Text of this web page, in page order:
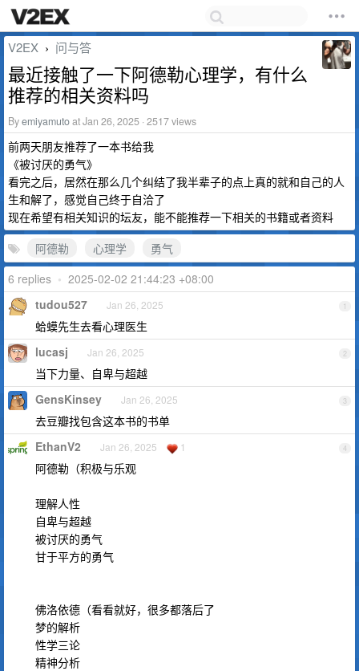
V2EX › 问与答
最近接触了一下阿德勒心理学，有什么
推荐的相关资料吗
Byemiyamutoat Jan 26, 2025 · 2517 views
前两天朋友推荐了一本书给我
《被讨厌的勇气》
看完之后，居然在那么几个纠结了我半辈子的点上真的就和自己的人
生和解了，感觉自己终于自洽了
现在希望有相关知识的坛友，能不能推荐一下相关的书籍或者资料
阿德勒
心理学
勇气
6 replies • 2025-02-02 21:44:23 +08:00
1
tudou527 Jan 26, 2025
蛤蟆先生去看心理医生
2
lucasj Jan 26, 2025
当下力量、自卑与超越
3
GensKinsey Jan 26, 2025
去豆瓣找包含这本书的书单
4
EthanV2 Jan 26, 2025 1
阿德勒（积极与乐观
理解人性
自卑与超越
被讨厌的勇气
甘于平方的勇气
佛洛依德（看看就好，很多都落后了
梦的解析
性学三论
精神分析